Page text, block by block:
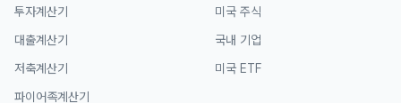
투자계산기
대출계산기
저축계산기
파이어족계산기
미국 주식
국내 기업
미국 ETF